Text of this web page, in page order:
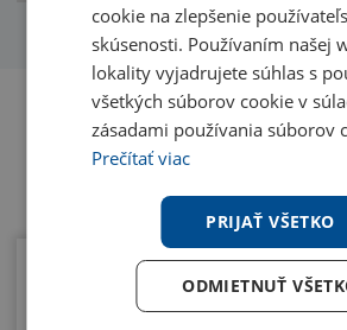
Kompaktné rozmery
cookie na zlepšenie
skúsenosti. Používaním našej
lokality vyjadrujete súhlas s
všetkých súborov cookie v
zásadami používania súborov
Prečítať viac
PRIJAŤ VŠETKO
ODMIETNUŤ